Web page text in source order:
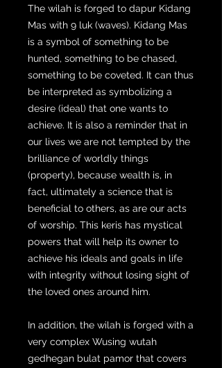
The wilah is forged to dapur Kidang
Mas with 9 luk (waves). Kidang Mas
is a symbol of something to be
hunted, something to be chased,
something to be coveted. It can thus
be interpreted as symbolizing a
desire (ideal) that one wants to
achieve. It is also a reminder that in
our lives we are not tempted by the
brilliance of worldly things
(property), because wealth is, in
fact, ultimately a science that is
beneficial to others, as are our acts
of worship. This keris has mystical
powers that will help its owner to
achieve his ideals and goals in life
with integrity without losing sight of
the loved ones around him.
In addition, the wilah is forged with a
very complex Wusing wutah
gedhegan bulat pamor that covers